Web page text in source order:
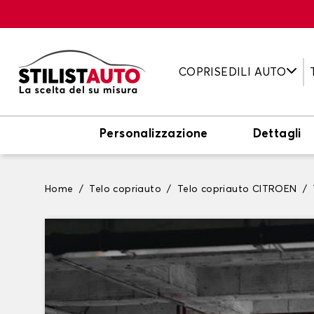
COPRISEDILI AUTO
Personalizzazione Dettagli
Home Telo copriauto Telo copriauto CITROEN